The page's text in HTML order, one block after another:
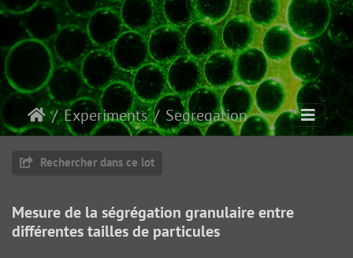
Experiments Segregation
Rechercher dans ce lot
Mesure de la ségrégation granulaire entre
différentes tailles de particules